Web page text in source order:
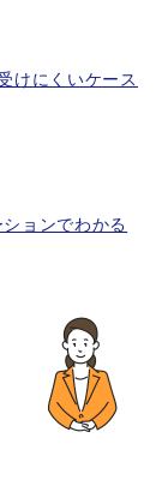
けにくいケース
ョンでわかる